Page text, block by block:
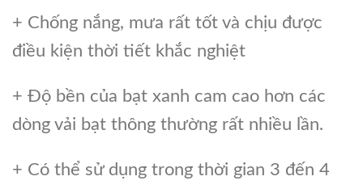
+ Chống nắng, mưa rất tốt và chịu được
điều kiện thời tiết khắc nghiệt
+ Độ bền của bạt xanh cam cao hơn các
dòng vải bạt thông thường rất nhiều lần.
+ Có thể sử dụng trong thời gian 3 đến 4